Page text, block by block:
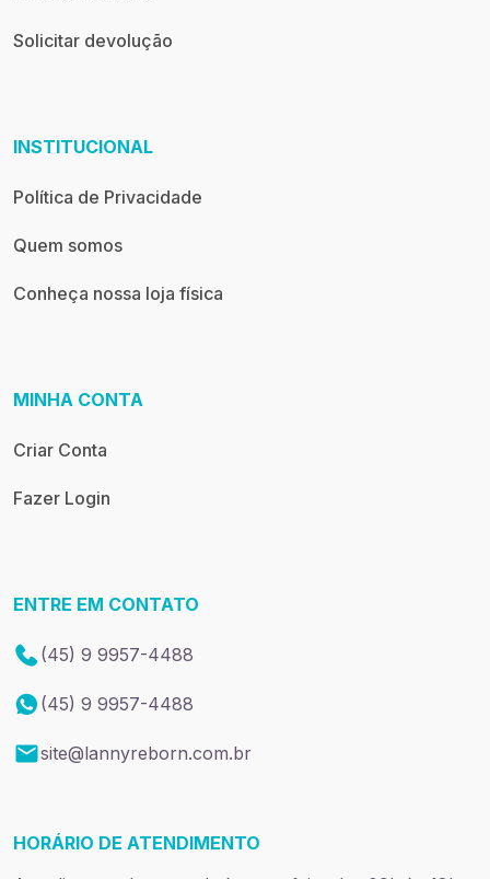
Solicitar devolução
INSTITUCIONAL
Política de Privacidade
Quem somos
Conheça nossa loja física
MINHA CONTA
Criar Conta
Fazer Login
ENTRE EM CONTATO
(45) 9 9957-4488
(45) 9 9957-4488
site@lannyreborn.com.br
HORÁRIO DE ATENDIMENTO